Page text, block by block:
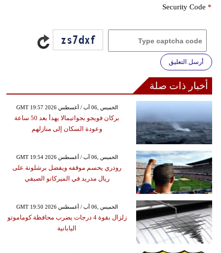
Security Code *
أرسل التعليق
أخبار ذات صلة
GMT 19:57 2026 الخميس ,06 آب / أغسطس
بركان فويجو بجواتيمالا يهدأ بعد 50 ساعة
وعودة السكان إلى منازلهم
GMT 19:54 2026 الخميس ,06 آب / أغسطس
رودري يحسم موقفه ويفضل برشلونة على
ريال مدريد في الميركاتو الصيفي
GMT 19:50 2026 الخميس ,06 آب / أغسطس
زلزال بقوة 4 درجات يضرب محافظة كوماموتو
اليابانية